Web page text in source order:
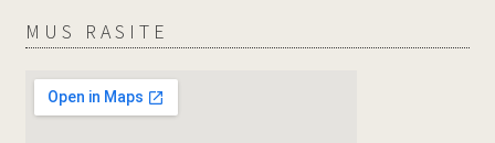
MUS RASITE